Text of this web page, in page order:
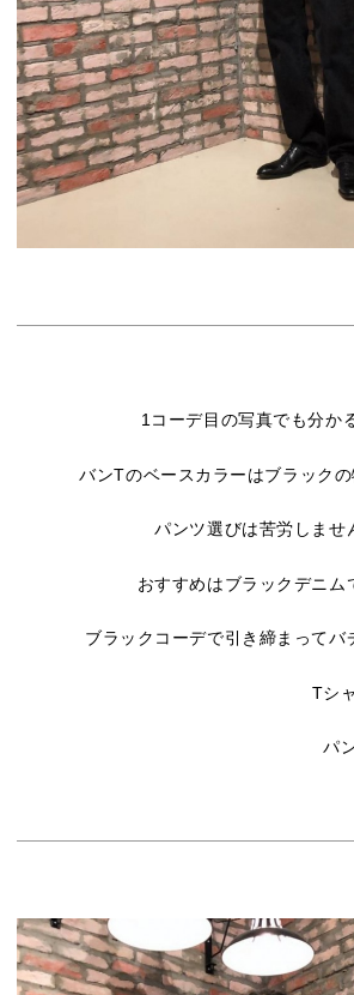
1コーデ目の写真でも分か
バンTのベースカラーはブラック
パンツ選びは苦労しませ
おすすめはブラックデニム
ブラックコーデで引き締まってバ
Tシ
パ